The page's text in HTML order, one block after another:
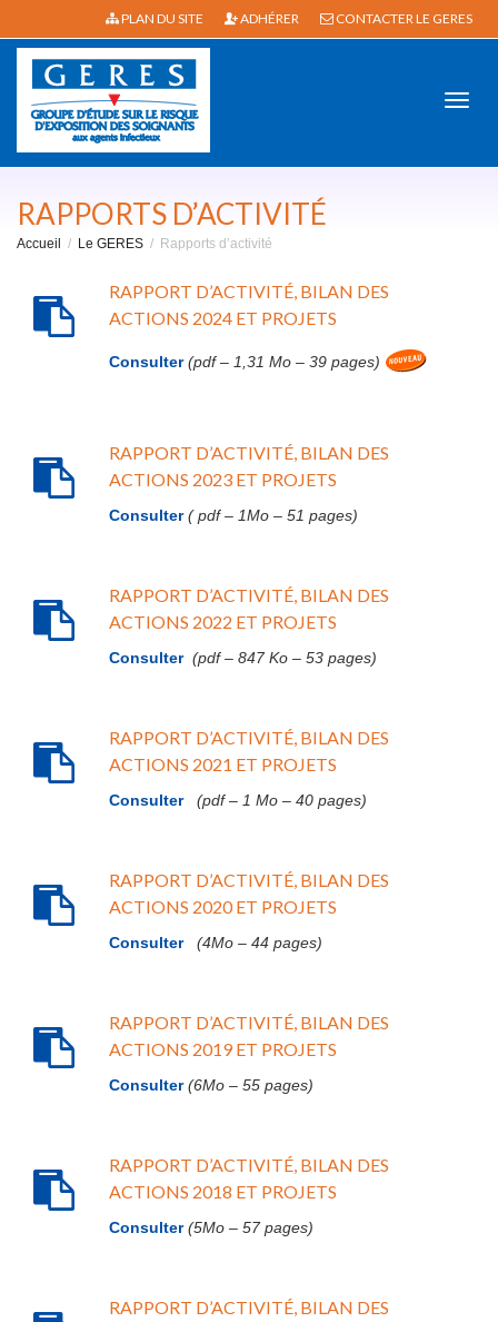
PLAN DU SITE ADHÉRER CONTACTER LE GERES
RAPPORTS D’ACTIVITÉ
Accueil Le GERES Rapports d’activité
RAPPORT D’ACTIVITÉ, BILAN DES
ACTIONS 2024 ET PROJETS
Consulter(pdf – 1,31 Mo – 39 pages)
RAPPORT D’ACTIVITÉ, BILAN DES
ACTIONS 2023 ET PROJETS
Consulter( pdf – 1Mo – 51 pages)
RAPPORT D’ACTIVITÉ, BILAN DES
ACTIONS 2022 ET PROJETS
Consulter (pdf – 847 Ko – 53 pages)
RAPPORT D’ACTIVITÉ, BILAN DES
ACTIONS 2021 ET PROJETS
Consulter (pdf – 1 Mo – 40 pages)
RAPPORT D’ACTIVITÉ, BILAN DES
ACTIONS 2020 ET PROJETS
Consulter (4Mo – 44 pages)
RAPPORT D’ACTIVITÉ, BILAN DES
ACTIONS 2019 ET PROJETS
Consulter(6Mo – 55 pages)
RAPPORT D’ACTIVITÉ, BILAN DES
ACTIONS 2018 ET PROJETS
Consulter(5Mo – 57 pages)
RAPPORT D’ACTIVITÉ, BILAN DES